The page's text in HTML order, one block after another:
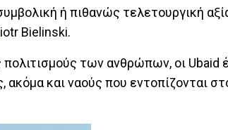
ή πιθανώς τελετουργική
Bielinski.
των ανθρώπων, οι Ubaid
και ναούς που εντοπίζονται